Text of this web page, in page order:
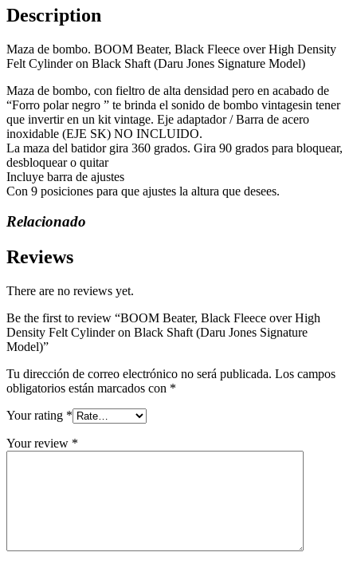
Density
Felt
on
Black
(Daru
Jones
Signature
Model)
quantity
Description
Maza de bombo. BOOM Beater, Black Fleece over High Density
Felt Cylinder on Black Shaft (Daru Jones Signature Model)
Maza de bombo, con fieltro de alta densidad pero en acabado de
“Forro polar negro ” te brinda el sonido de bombo vintagesin tener
que invertir en un kit vintage. Eje adaptador / Barra de acero
inoxidable (EJE SK) NO INCLUIDO.
La maza del batidor gira 360 grados. Gira 90 grados para bloquear,
desbloquear o quitar
Incluye barra de ajustes
Con 9 posiciones para que ajustes la altura que desees.
Relacionado
Reviews
There are no reviews yet.
Be the first to review “BOOM Beater, Black Fleece over High
Density Felt Cylinder on Black Shaft (Daru Jones Signature
Model)”
Tu dirección de correo electrónico no será publicada. Los campos
obligatorios están marcados con *
Your rating *
Your review *